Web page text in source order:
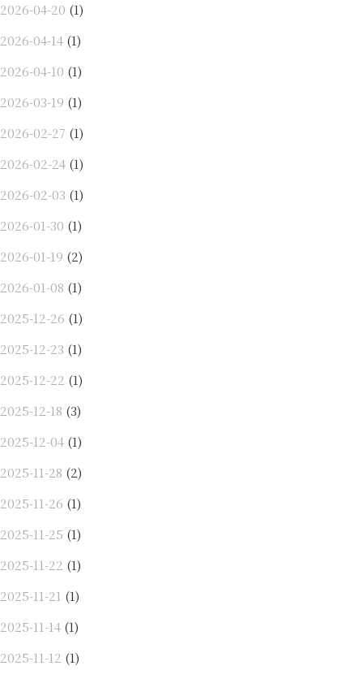
2026-04-20 (1)
2026-04-14 (1)
2026-04-10 (1)
2026-03-19 (1)
2026-02-27 (1)
2026-02-24 (1)
2026-02-03 (1)
2026-01-30 (1)
2026-01-19 (2)
2026-01-08 (1)
2025-12-26 (1)
2025-12-23 (1)
2025-12-22 (1)
2025-12-18 (3)
2025-12-04 (1)
2025-11-28 (2)
2025-11-26 (1)
2025-11-25 (1)
2025-11-22 (1)
2025-11-21 (1)
2025-11-14 (1)
2025-11-12 (1)